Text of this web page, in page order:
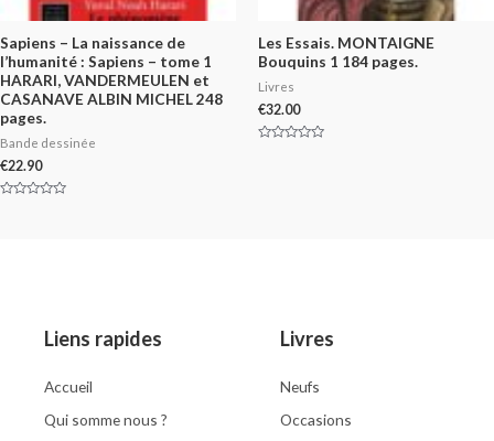
Sapiens – La naissance de
l’humanité : Sapiens – tome 1
HARARI, VANDERMEULEN et
CASANAVE ALBIN MICHEL 248
pages.
Bande dessinée
€22.90
Les Essais. MONTAIGNE
Bouquins 1 184 pages.
Livres
€32.00
Liens rapides
Accueil
Qui somme nous ?
Livres
Neufs
Occasions